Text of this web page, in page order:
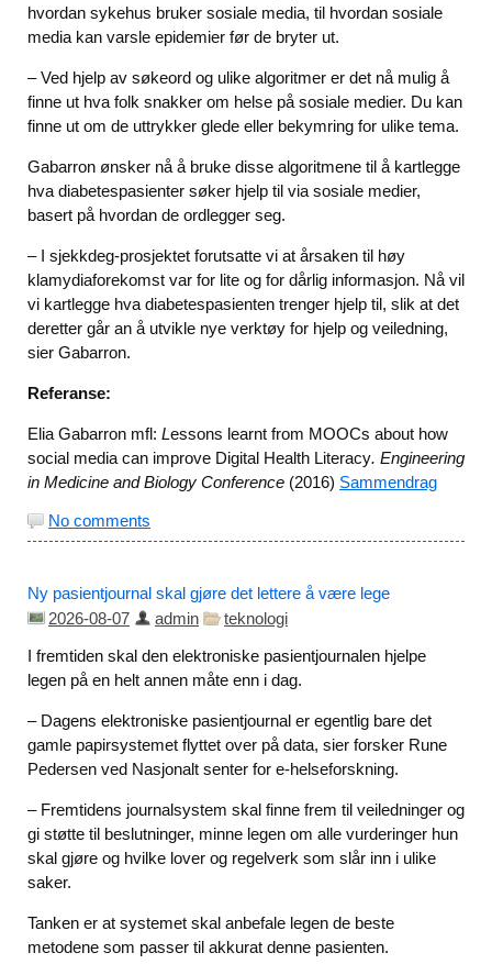
hvordan sykehus bruker sosiale media, til hvordan sosiale
media kan varsle epidemier før de bryter ut.
– Ved hjelp av søkeord og ulike algoritmer er det nå mulig å
finne ut hva folk snakker om helse på sosiale medier. Du kan
finne ut om de uttrykker glede eller bekymring for ulike tema.
Gabarron ønsker nå å bruke disse algoritmene til å kartlegge
hva diabetespasienter søker hjelp til via sosiale medier,
basert på hvordan de ordlegger seg.
– I sjekkdeg-prosjektet forutsatte vi at årsaken til høy
klamydiaforekomst var for lite og for dårlig informasjon. Nå vil
vi kartlegge hva diabetespasienten trenger hjelp til, slik at det
deretter går an å utvikle nye verktøy for hjelp og veiledning,
sier Gabarron.
Referanse:
Elia Gabarron mfl: Lessons learnt from MOOCs about how
social media can improve Digital Health Literacy. Engineering
in Medicine and Biology Conference (2016) Sammendrag
No comments
Ny pasientjournal skal gjøre det lettere å være lege
2026-08-07
admin
teknologi
I fremtiden skal den elektroniske pasientjournalen hjelpe
legen på en helt annen måte enn i dag.
– Dagens elektroniske pasientjournal er egentlig bare det
gamle papirsystemet flyttet over på data, sier forsker Rune
Pedersen ved Nasjonalt senter for e-helseforskning.
– Fremtidens journalsystem skal finne frem til veiledninger og
gi støtte til beslutninger, minne legen om alle vurderinger hun
skal gjøre og hvilke lover og regelverk som slår inn i ulike
saker.
Tanken er at systemet skal anbefale legen de beste
metodene som passer til akkurat denne pasienten.